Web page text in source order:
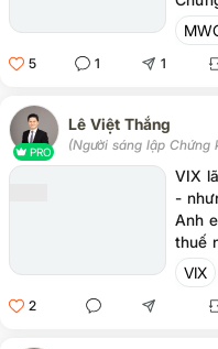
Ngày
biên
5 1 1
PRO
Lê Việt Thắng
(Người sáng lập Chứng
VIX
-
Anh
thuế
VIX
với
Đi
VIX
2